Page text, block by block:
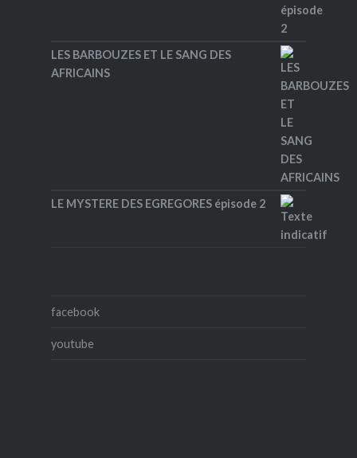
LES BARBOUZES ET LE SANG DES
AFRICAINS
LE MYSTERE DES EGREGORES épisode 2
facebook
youtube